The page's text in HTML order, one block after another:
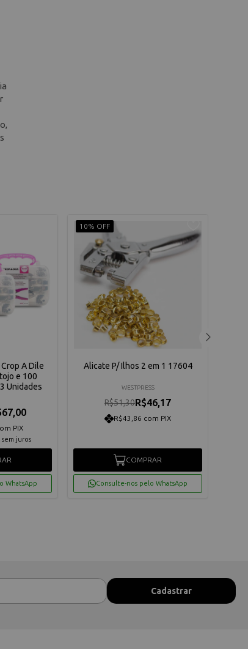
A Dile
e 100
Unidades
PIX
sem juros
WhatsApp
10% OFF
Alicate P/ Ilhos 2 em 1 17604
WESTPRESS
R$51,30R$46,17
R$43,86 com PIX
COMPRAR
Consulte-nos pelo WhatsApp